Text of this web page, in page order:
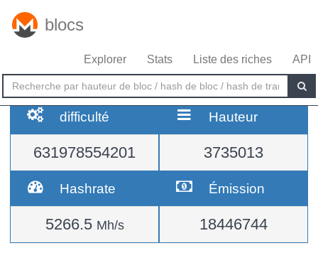
blocs
Explorer Stats Liste des riches API
difficulté
631978554201
Hauteur
3735013
Hashrate
5266.5 Mh/s
Émission
18446744